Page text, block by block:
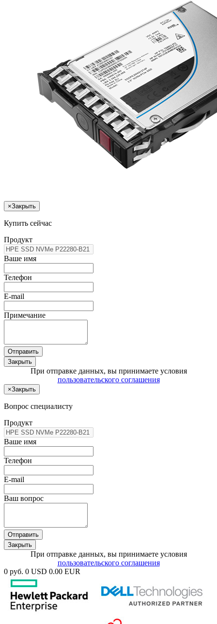
×Закрыть
Купить сейчас
Продукт
Ваше имя
Телефон
E-mail
Примечание
Отправить
Закрыть
При отправке данных, вы принимаете условия
пользовательского соглашения
×Закрыть
Вопрос специалисту
Продукт
Ваше имя
Телефон
E-mail
Ваш вопрос
Отправить
Закрыть
При отправке данных, вы принимаете условия
пользовательского соглашения
0 руб. 0 USD 0.00 EUR